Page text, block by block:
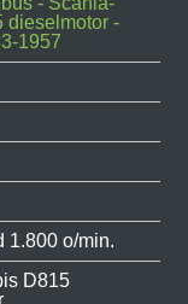
dieselmotor -
1957
1.800 o/min.
D815